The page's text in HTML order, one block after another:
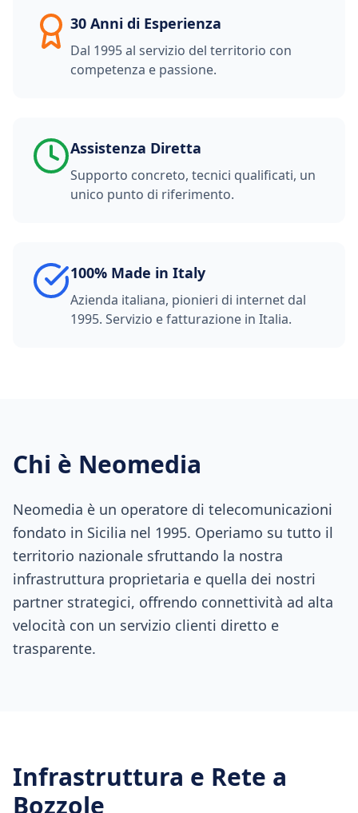
30 Anni di Esperienza
Dal 1995 al servizio del territorio con
competenza e passione.
Assistenza Diretta
Supporto concreto, tecnici qualificati, un
unico punto di riferimento.
100% Made in Italy
Azienda italiana, pionieri di internet dal
1995. Servizio e fatturazione in Italia.
Chi è Neomedia
Neomedia è un operatore di telecomunicazioni
fondato in Sicilia nel 1995. Operiamo su tutto il
territorio nazionale sfruttando la nostra
infrastruttura proprietaria e quella dei nostri
partner strategici, offrendo connettività ad alta
velocità con un servizio clienti diretto e
trasparente.
Infrastruttura e Rete a
Bozzole